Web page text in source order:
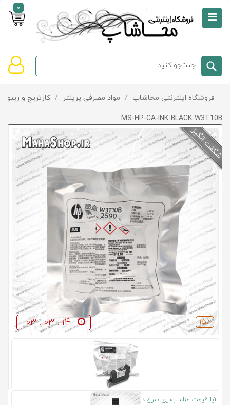
0
صفحه
دسته‌بندی
تخفیف‌ها
و
پیشنهادها
تماس
کلاب
محاشاپ
سبد
خالی
است
فروشگاه اینترنتی محاشاپ / مواد مصرفی پرینتر / کارتریج و ریبون
MS-HP-CA-INK-BLACK-W3T10B
03 : 03 : 12 15٪
آیا قیمت مناسب‌تری سراغ دارید؟